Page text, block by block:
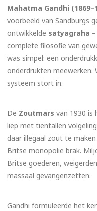
Mahatma Gandhi
voorbeeld van Sandburgs
ontwikkelde satyagraha
complete filosofie van
was simpel: een
onderdrukten meewerken.
systeem stort in.
De Zoutmars van 1930 is
liep met tientallen
daar illegaal zout te
Britse monopolie brak.
Britse goederen,
massaal gevangenzetten.
Gandhi formuleerde het